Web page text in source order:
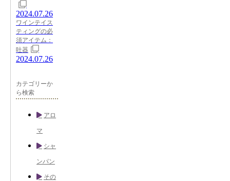
2024.07.26
ワインテイス
ティングの必
須アイテム：
吐器
2024.07.26
カテゴリーか
ら検索
アロ
マ
シャ
ンパン
その